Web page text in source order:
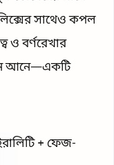
সাথেও কপল
ও বর্ণরেখার
আনে—একটি
+ ফেজ-